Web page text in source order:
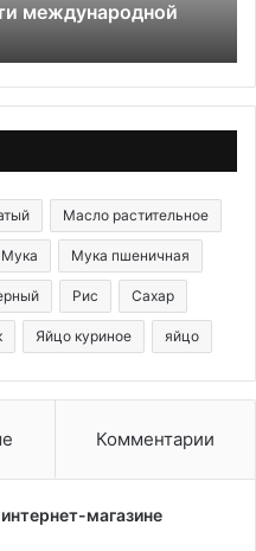
29.05.2020
Масло растительное
Мука Мука пшеничная
Рис Сахар
Яйцо куриное яйцо
Комментарии
магазине